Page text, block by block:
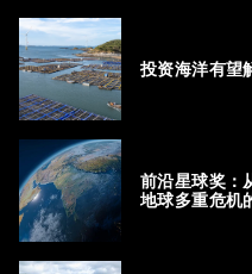
投资海洋有望
前沿星球奖：
地球多重危机